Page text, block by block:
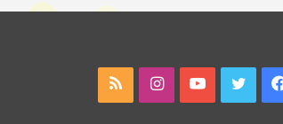
فيسبوك تويتر يوتيوب انستقرام